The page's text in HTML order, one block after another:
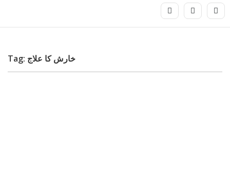
Tag: خارش کا علاج